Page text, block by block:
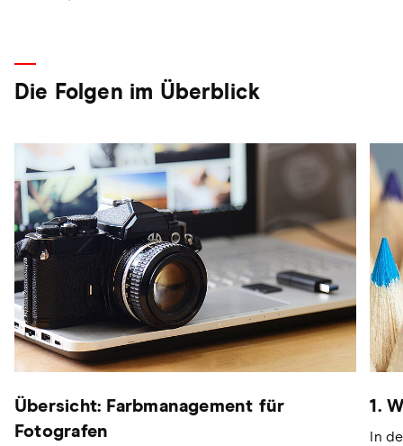
Die Folgen im Überblick
Übersicht: Farbmanagement für
Fotografen
1.
In